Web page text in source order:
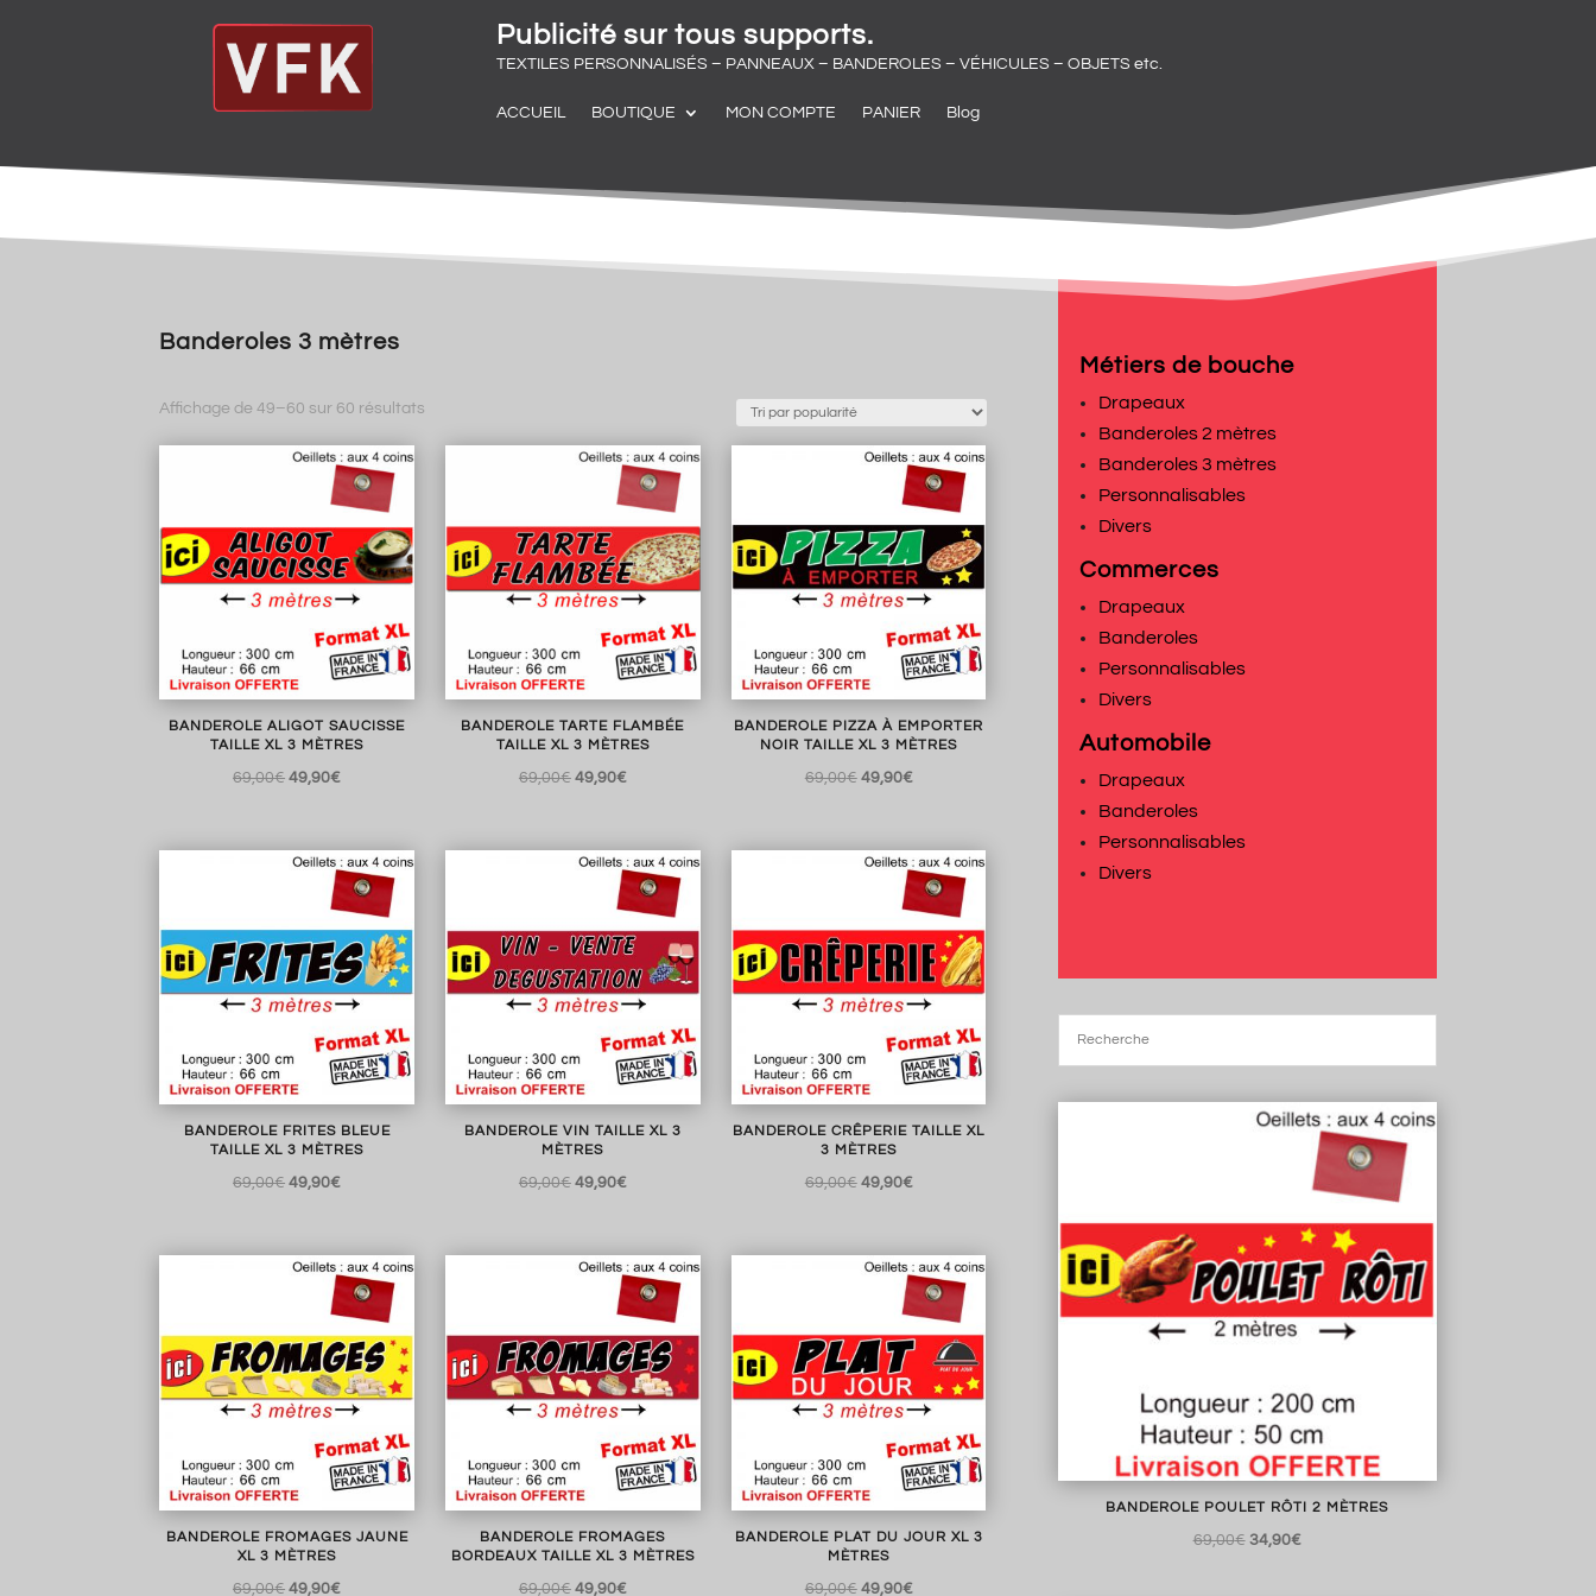
Publicité sur tous supports.
TEXTILES PERSONNALISÉS – PANNEAUX – BANDEROLES – VÉHICULES – OBJETS etc.
ACCUEIL BOUTIQUE MON COMPTE PANIER Blog
Banderoles 3 mètres
Affichage de 49–60 sur 60 résultats
popularité
BANDEROLE ALIGOT SAUCISSE
TAILLE XL 3 MÈTRES
69,00€ Le
était :
69,00€.
49,90€Le
est :
49,90€.
BANDEROLE TARTE FLAMBÉE
TAILLE XL 3 MÈTRES
69,00€ Le
était :
69,00€.
49,90€Le
est :
49,90€.
BANDEROLE PIZZA À EMPORTER
NOIR TAILLE XL 3 MÈTRES
69,00€ Le
était :
69,00€.
49,90€Le
est :
49,90€.
BANDEROLE FRITES BLEUE
TAILLE XL 3 MÈTRES
69,00€ Le
était :
69,00€.
49,90€Le
est :
49,90€.
BANDEROLE VIN TAILLE XL 3
MÈTRES
69,00€ Le
était :
69,00€.
49,90€Le
est :
49,90€.
BANDEROLE CRÊPERIE TAILLE XL
3 MÈTRES
69,00€ Le
était :
69,00€.
49,90€Le
est :
49,90€.
BANDEROLE FROMAGES JAUNE
XL 3 MÈTRES
69,00€ Le
49,90€
BANDEROLE FROMAGES
BORDEAUX TAILLE XL 3 MÈTRES
69,00€ Le
49,90€Le
BANDEROLE PLAT DU JOUR XL 3
MÈTRES
69,00€ Le
49,90€Le
Métiers de bouche
Drapeaux
Banderoles 2 mètres
Banderoles 3 mètres
Personnalisables
Divers
Commerces
Drapeaux
Banderoles
Personnalisables
Divers
Automobile
Drapeaux
Banderoles
Personnalisables
Divers
BANDEROLE POULET RÔTI 2 MÈTRES
69,00€ Le
34,90€Le